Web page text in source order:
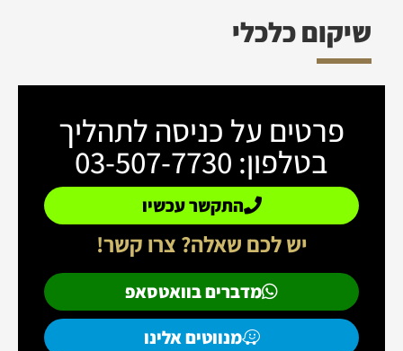
שיקום כלכלי
פרטים על כניסה לתהליך
בטלפון: 03-507-7730
התקשר עכשיו
יש לכם שאלה? צרו קשר!
מדברים בוואטסאפ
מנווטים אלינו